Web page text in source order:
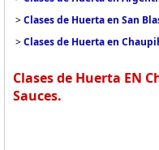
>Clases de Huerta en San
>Clases de Huerta en
Clases de Huerta EN
Sauces.